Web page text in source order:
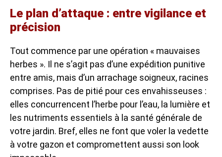
Le plan d’attaque : entre vigilance et
précision
Tout commence par une opération « mauvaises
herbes ». Il ne s’agit pas d’une expédition punitive
entre amis, mais d’un arrachage soigneux, racines
comprises. Pas de pitié pour ces envahisseuses :
elles concurrencent l’herbe pour l’eau, la lumière et
les nutriments essentiels à la santé générale de
votre jardin. Bref, elles ne font que voler la vedette
à votre gazon et compromettent aussi son look